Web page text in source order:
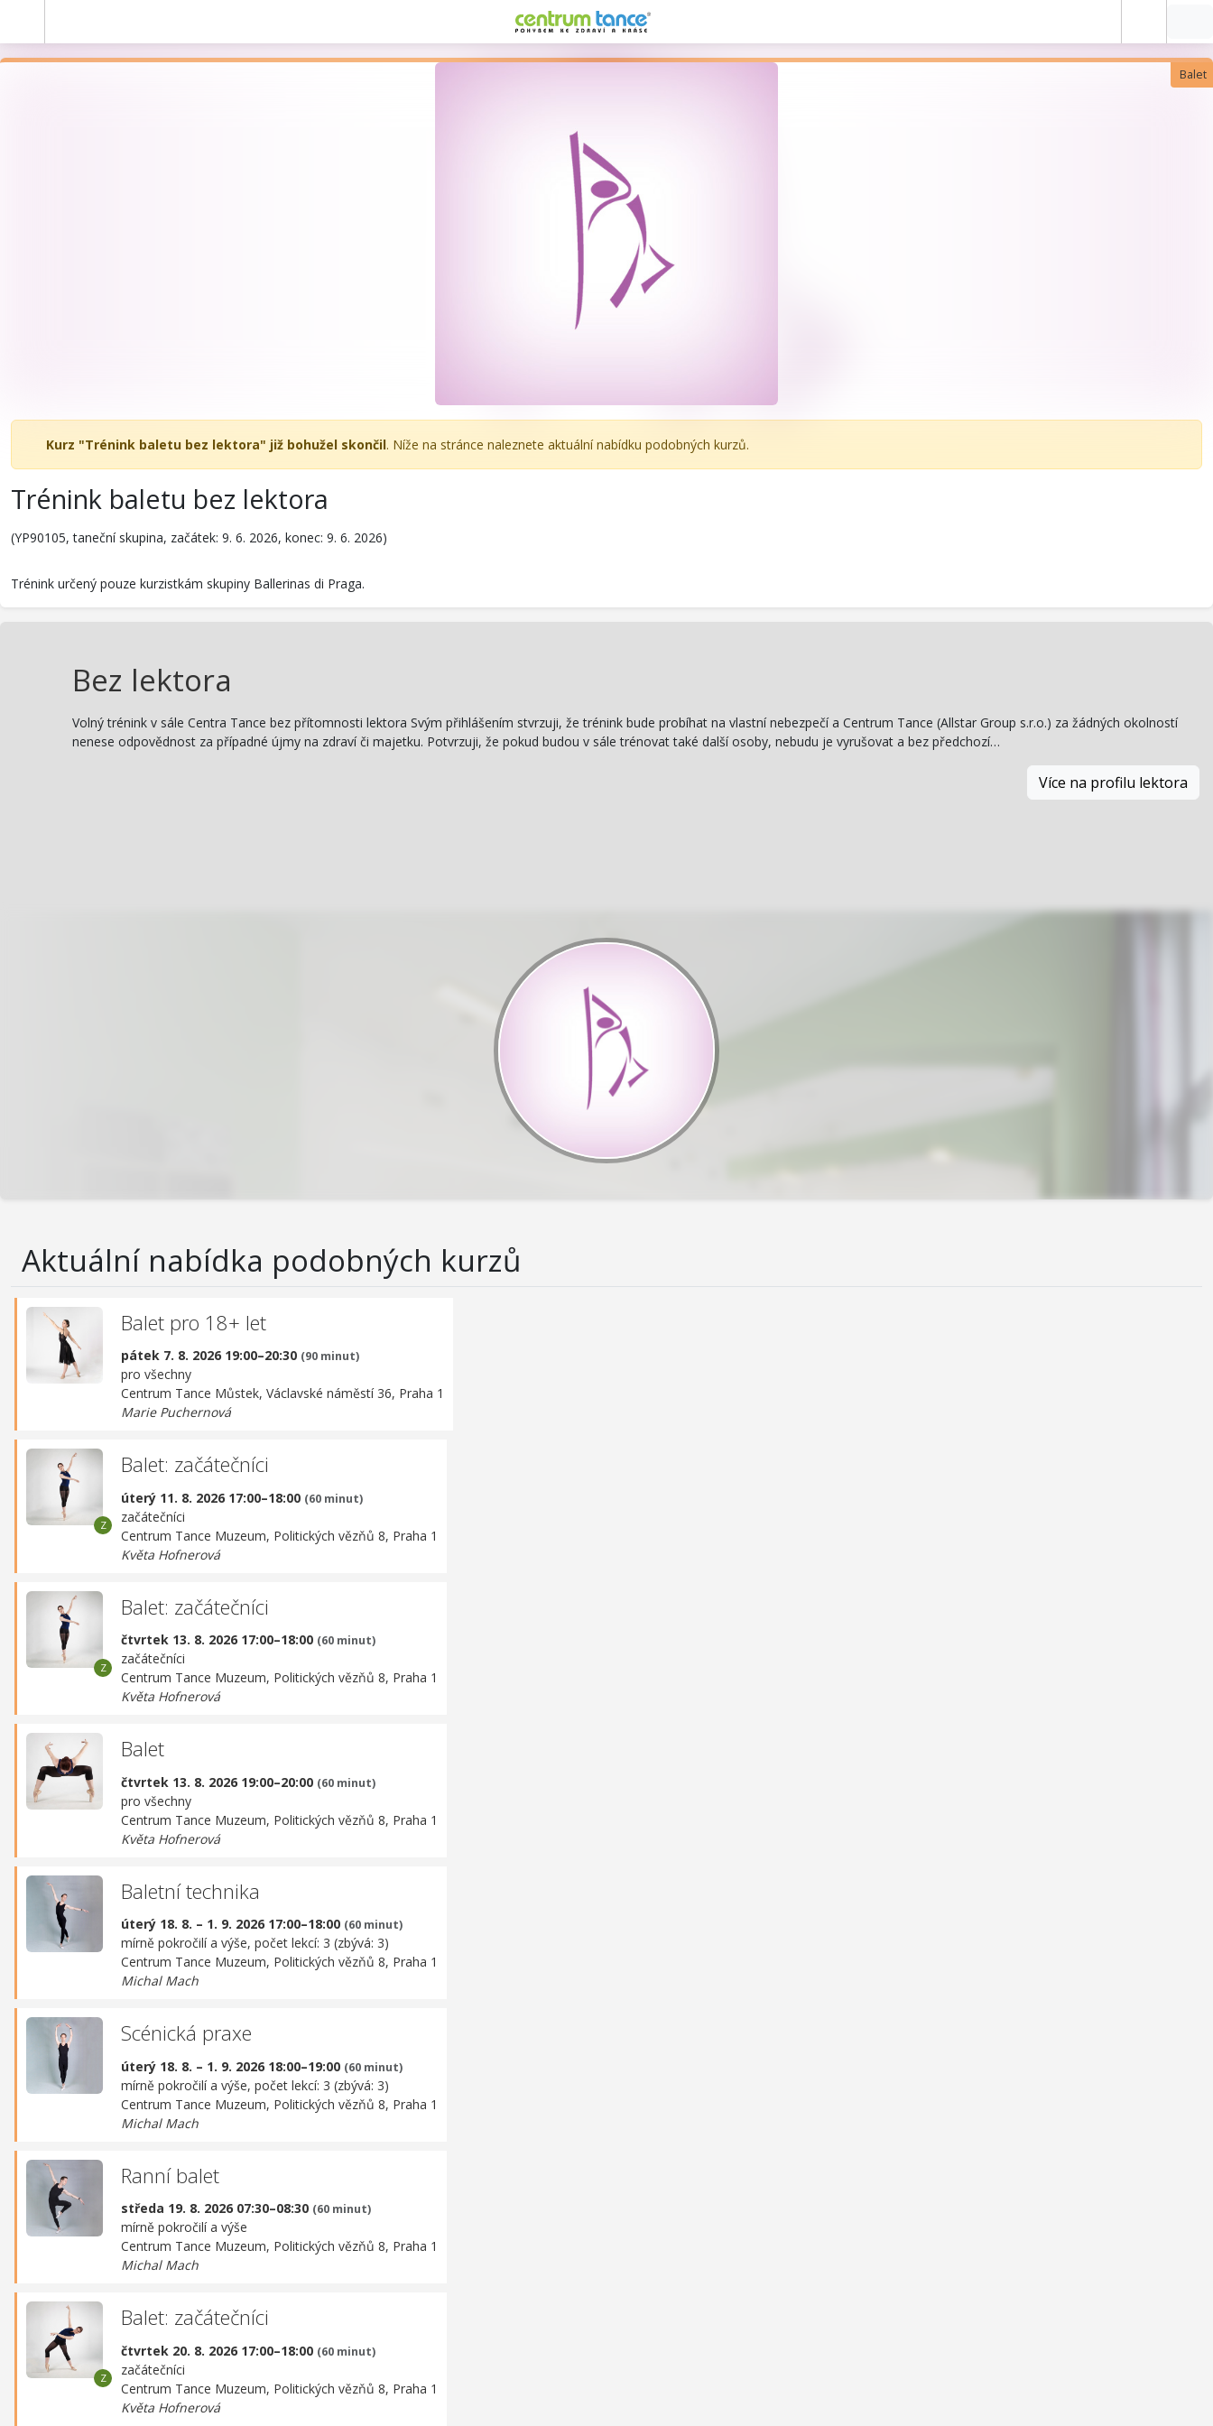
Balet
Kurz "Trénink baletu bez lektora" již bohužel skončil. Níže na stránce naleznete aktuální nabídku podobných kurzů.
Trénink baletu bez lektora
(YP90105, taneční skupina, začátek: 9. 6. 2026, konec: 9. 6. 2026)
Trénink určený pouze kurzistkám skupiny Ballerinas di Praga.
Bez lektora
Volný trénink v sále Centra Tance bez přítomnosti lektora Svým přihlášením stvrzuji, že trénink bude probíhat na vlastní nebezpečí a Centrum Tance (Allstar Group s.r.o.) za žádných okolností
nenese odpovědnost za případné újmy na zdraví či majetku. Potvrzuji, že pokud budou v sále trénovat také další osoby, nebudu je vyrušovat a bez předchozí…
Více na profilu lektora
Aktuální nabídka podobných kurzů
Balet pro 18+ let
pátek 7. 8. 2026 19:00–20:30 (90 minut)
pro všechny
Centrum Tance Můstek, Václavské náměstí 36, Praha 1
Marie Puchernová
Balet: začátečníci
úterý 11. 8. 2026 17:00–18:00 (60 minut)
začátečníci
Centrum Tance Muzeum, Politických vězňů 8, Praha 1
Květa Hofnerová
Balet: začátečníci
čtvrtek 13. 8. 2026 17:00–18:00 (60 minut)
začátečníci
Centrum Tance Muzeum, Politických vězňů 8, Praha 1
Květa Hofnerová
Balet
čtvrtek 13. 8. 2026 19:00–20:00 (60 minut)
pro všechny
Centrum Tance Muzeum, Politických vězňů 8, Praha 1
Květa Hofnerová
Baletní technika
úterý 18. 8. – 1. 9. 2026 17:00–18:00 (60 minut)
mírně pokročilí a výše, počet lekcí: 3 (zbývá: 3)
Centrum Tance Muzeum, Politických vězňů 8, Praha 1
Michal Mach
Scénická praxe
úterý 18. 8. – 1. 9. 2026 18:00–19:00 (60 minut)
mírně pokročilí a výše, počet lekcí: 3 (zbývá: 3)
Centrum Tance Muzeum, Politických vězňů 8, Praha 1
Michal Mach
Ranní balet
středa 19. 8. 2026 07:30–08:30 (60 minut)
mírně pokročilí a výše
Centrum Tance Muzeum, Politických vězňů 8, Praha 1
Michal Mach
Balet: začátečníci
čtvrtek 20. 8. 2026 17:00–18:00 (60 minut)
začátečníci
Centrum Tance Muzeum, Politických vězňů 8, Praha 1
Květa Hofnerová